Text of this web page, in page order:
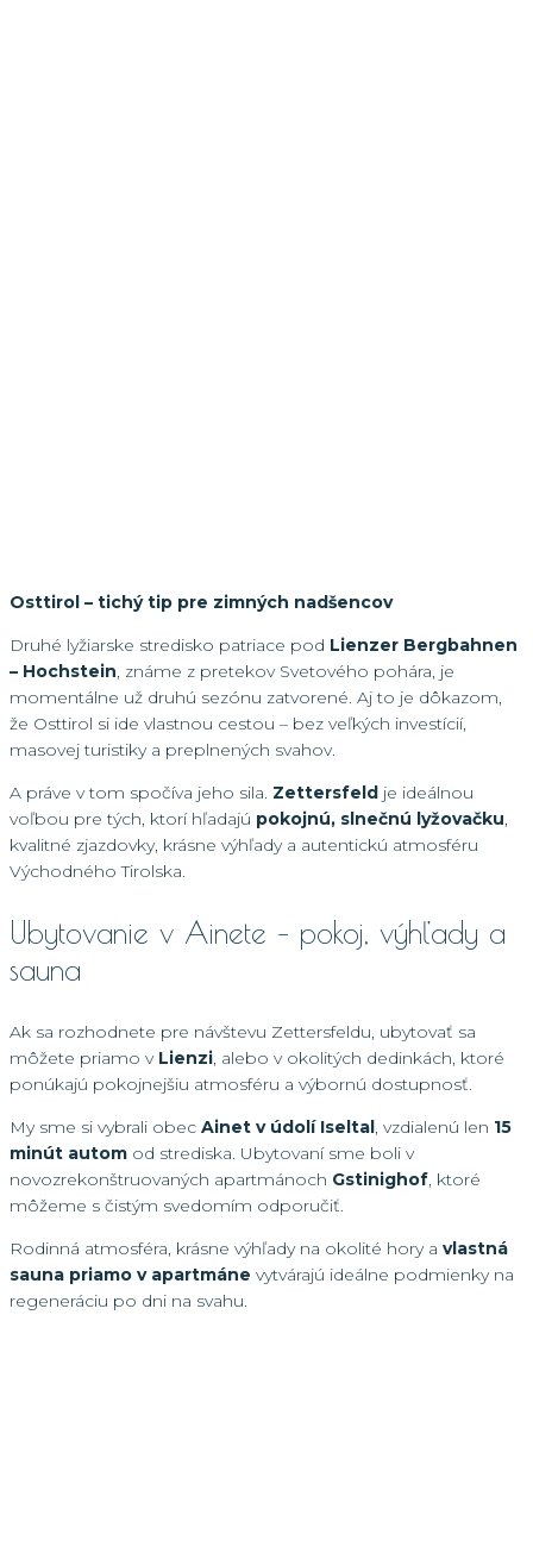
Osttirol – tichý tip pre zimných nadšencov
Druhé lyžiarske stredisko patriace pod Lienzer Bergbahnen
– Hochstein, známe z pretekov Svetového pohára, je
momentálne už druhú sezónu zatvorené. Aj to je dôkazom,
že Osttirol si ide vlastnou cestou – bez veľkých investícií,
masovej turistiky a preplnených svahov.
A práve v tom spočíva jeho sila. Zettersfeld je ideálnou
voľbou pre tých, ktorí hľadajú pokojnú, slnečnú lyžovačku,
kvalitné zjazdovky, krásne výhľady a autentickú atmosféru
Východného Tirolska.
Ubytovanie v Ainete – pokoj, výhľady a
sauna
Ak sa rozhodnete pre návštevu Zettersfeldu, ubytovať sa
môžete priamo v Lienzi, alebo v okolitých dedinkách, ktoré
ponúkajú pokojnejšiu atmosféru a výbornú dostupnosť.
My sme si vybrali obec Ainet v údolí Iseltal, vzdialenú len 15
minút autom od strediska. Ubytovaní sme boli v
novozrekonštruovaných apartmánoch Gstinighof, ktoré
môžeme s čistým svedomím odporučiť.
Rodinná atmosféra, krásne výhľady na okolité hory a vlastná
sauna priamo v apartmáne vytvárajú ideálne podmienky na
regeneráciu po dni na svahu.